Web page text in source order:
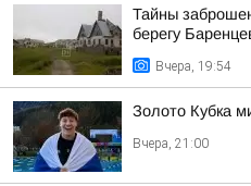
Тайны
берегу
Вчера, 19:54
Золото Кубка
Вчера, 21:00